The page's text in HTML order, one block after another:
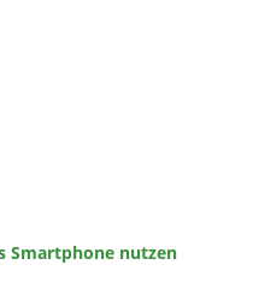
Smartphone nutzen